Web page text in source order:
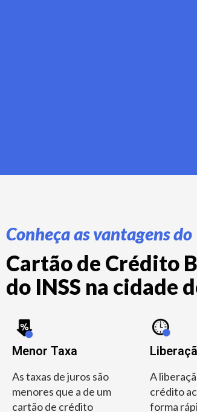
Conheça as vantagens do
Cartão de Crédito
do INSS na cidade
Menor Taxa
As taxas de juros são
menores que a de um
cartão de crédito
A
crédito
forma